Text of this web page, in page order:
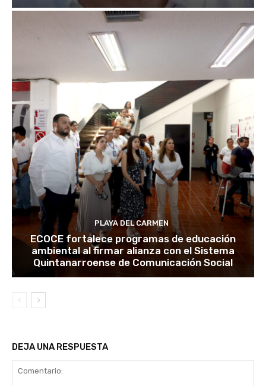
PLAYA DEL CARMEN
ECOCE fortalece programas de educación
ambiental al firmar alianza con el Sistema
Quintanarroense de Comunicación Social
DEJA UNA RESPUESTA